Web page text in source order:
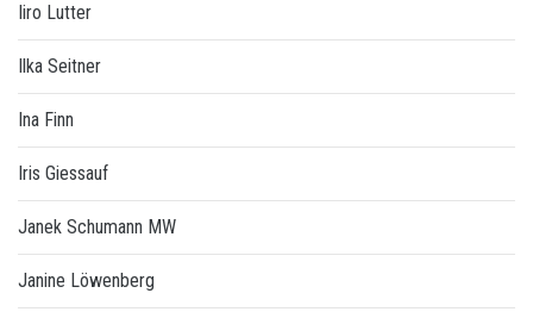
Iiro Lutter
Ilka Seitner
Ina Finn
Iris Giessauf
Janek Schumann MW
Janine Löwenberg